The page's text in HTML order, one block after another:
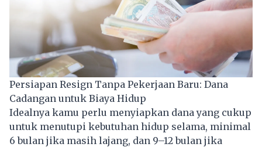
Persiapan Resign Tanpa Pekerjaan Baru: Dana
Cadangan untuk Biaya Hidup
Idealnya kamu perlu menyiapkan dana yang cukup
untuk menutupi kebutuhan hidup selama, minimal
6 bulan jika masih lajang, dan 9–12 bulan jika